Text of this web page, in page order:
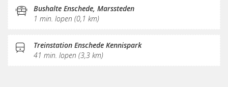
Pantry
Schoonmaak Receptie
Bushalte Enschede, Marssteden
1 min. lopen (0,1 km)
Treinstation Enschede Kennispark
41 min. lopen (3,3 km)